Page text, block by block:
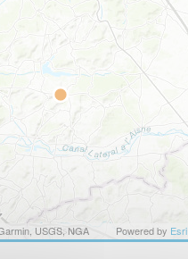
USGS, NGA Powered by Esri